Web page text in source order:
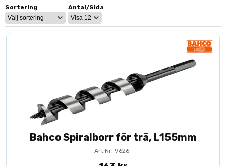
även vid frekvent användning.
– flera dimensioner i praktiskt kit
– anpassade för daglig
Använd tillsammans medborrmaskinerför optimal prestanda,
eller komplettera med fler produkter inom
komplett verktygsuppsättning.
Sortering Antal/Sida
Bahco Spiralborr för trä, L155mm
Art.Nr: 9626-